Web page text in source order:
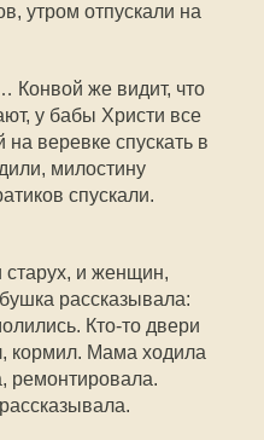
утром отпускали на
Конвой же видит, что
у бабы Христи все
веревке спускать в
милостину
спускали.
старух, и женщин,
рассказывала:
Кто-то двери
кормил. Мама ходила
ремонтировала.